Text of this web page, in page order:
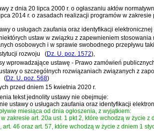
z dnia 20 lipca 2000 r. o ogłaszaniu aktów
2014 r. o zasadach realizacji programów w
o usługach zaufania oraz identyfikacji
ustaw w związku z zapewnieniem
osobowych i w sprawie swobodnego przepływu
rozwoju (Dz. U. poz. 1572),
wprowadzające ustawę - Prawo zamówień
o szczególnych rozwiązaniach związanych z
(Dz. U. poz. 568)
przed dniem 15 kwietnia 2020 r.
tekst jednolity ustawy nie obejmuje:
ustawy o usługach zaufania oraz identyfikacji
miesiąca od dnia ogłoszenia, z wyjątkiem:
zakresie art. 20a ust. 1 pkt 2, które wchodzą w życie z
art. 46 oraz art. 57, które wchodzą w życie z dniem 1